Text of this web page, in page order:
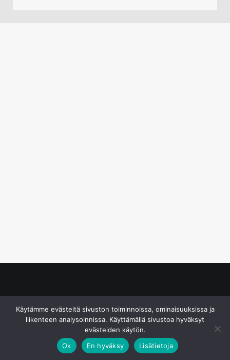
Käytämme evästeitä sivuston toiminnoissa, ominaisuuksissa ja
liikenteen analysoinnissa. Käyttämällä sivustoa hyväksyt
evästeiden käytön.
Ok
En hyväksy Lisätietoja